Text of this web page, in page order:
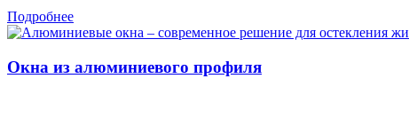
Подробнее
Окна из алюминиевого профиля